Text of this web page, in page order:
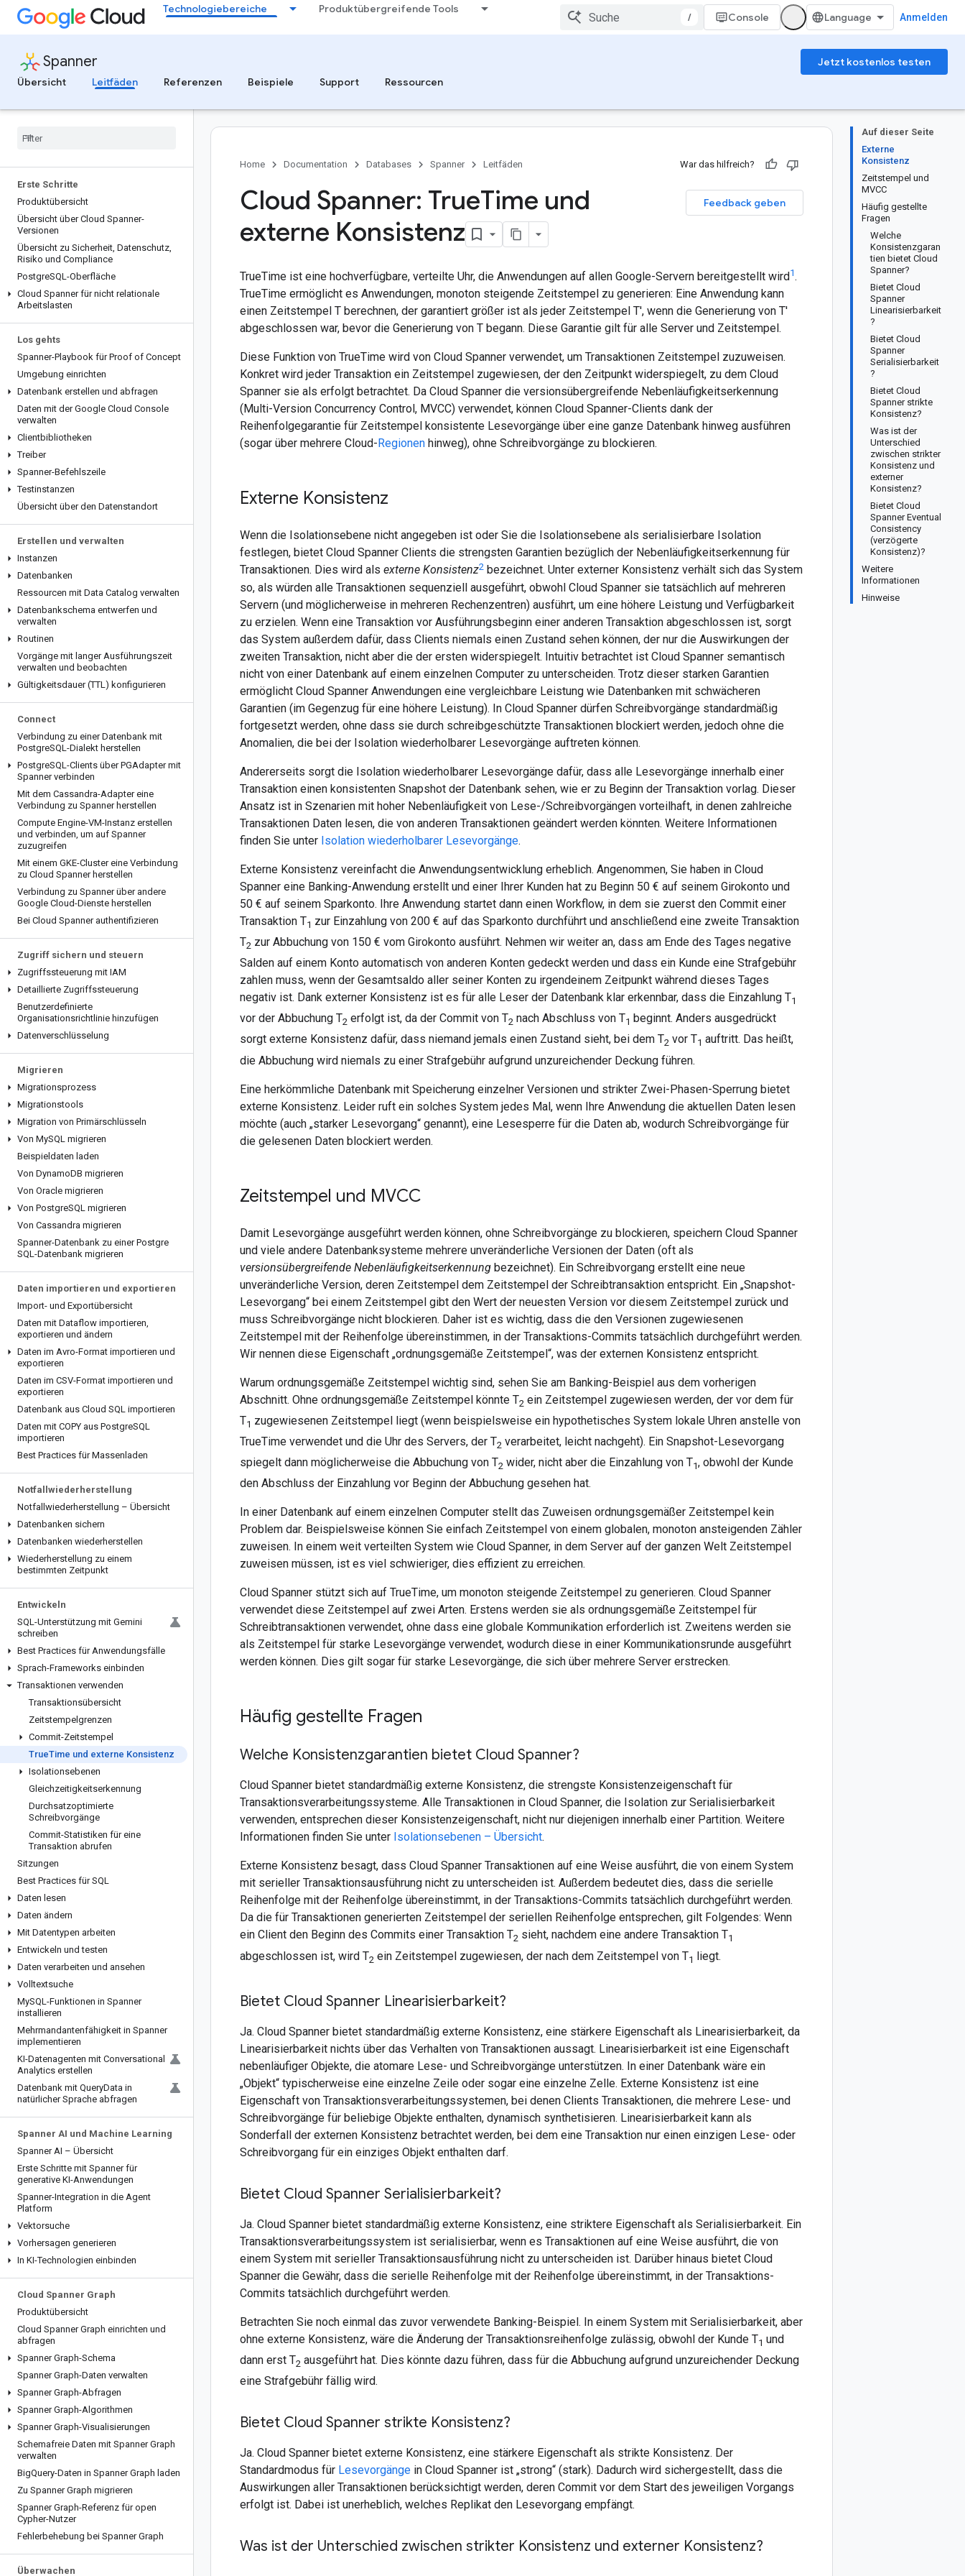
Technologiebereiche Produktübergreifende Tools
/ Console Anmelden
Spanner
Jetzt kostenlos testen
Übersicht
Leitfäden Referenzen Beispiele Support Ressourcen
Erste Schritte
Produktübersicht
Übersicht über Cloud Spanner-
Versionen
Übersicht zu Sicherheit, Datenschutz,
Risiko und Compliance
PostgreSQL-Oberfläche
Cloud Spanner für nicht relationale
Arbeitslasten
Los gehts
Spanner-Playbook für Proof of Concept
Umgebung einrichten
Datenbank erstellen und abfragen
Daten mit der Google Cloud Console
verwalten
Clientbibliotheken
Treiber
Spanner-Befehlszeile
Testinstanzen
Übersicht über den Datenstandort
Erstellen und verwalten
Instanzen
Datenbanken
Ressourcen mit Data Catalog verwalten
Datenbankschema entwerfen und
verwalten
Routinen
Vorgänge mit langer Ausführungszeit
verwalten und beobachten
Gültigkeitsdauer (TTL) konfigurieren
Connect
Verbindung zu einer Datenbank mit
PostgreSQL-Dialekt herstellen
PostgreSQL-Clients über PGAdapter mit
Spanner verbinden
Mit dem Cassandra-Adapter eine
Verbindung zu Spanner herstellen
Compute Engine-VM-Instanz erstellen
und verbinden, um auf Spanner
zuzugreifen
Mit einem GKE-Cluster eine Verbindung
zu Cloud Spanner herstellen
Verbindung zu Spanner über andere
Google Cloud-Dienste herstellen
Bei Cloud Spanner authentifizieren
Zugriff sichern und steuern
Zugriffssteuerung mit IAM
Detaillierte Zugriffssteuerung
Benutzerdefinierte
Organisationsrichtlinie hinzufügen
Datenverschlüsselung
Migrieren
Migrationsprozess
Migrationstools
Migration von Primärschlüsseln
Von MySQL migrieren
Beispieldaten laden
Von DynamoDB migrieren
Von Oracle migrieren
Von PostgreSQL migrieren
Von Cassandra migrieren
Spanner-Datenbank zu einer Postgre
SQL-Datenbank migrieren
Daten importieren und exportieren
Import- und Exportübersicht
Daten mit Dataflow importieren,
exportieren und ändern
Daten im Avro-Format importieren und
exportieren
Daten im CSV-Format importieren und
exportieren
Datenbank aus Cloud SQL importieren
Daten mit COPY aus PostgreSQL
importieren
Best Practices für Massenladen
Notfallwiederherstellung
Notfallwiederherstellung – Übersicht
Datenbanken sichern
Datenbanken wiederherstellen
Wiederherstellung zu einem
bestimmten Zeitpunkt
Entwickeln
SQL-Unterstützung mit Gemini
schreiben
Best Practices für Anwendungsfälle
Sprach-Frameworks einbinden
Transaktionen verwenden
Transaktionsübersicht
Zeitstempelgrenzen
Commit-Zeitstempel
TrueTime und externe Konsistenz
Isolationsebenen
Gleichzeitigkeitserkennung
Durchsatzoptimierte
Schreibvorgänge
Commit-Statistiken für eine
Transaktion abrufen
Sitzungen
Best Practices für SQL
Daten lesen
Daten ändern
Mit Datentypen arbeiten
Entwickeln und testen
Daten verarbeiten und ansehen
Volltextsuche
MySQL-Funktionen in Spanner
installieren
Mehrmandantenfähigkeit in Spanner
implementieren
KI-Datenagenten mit Conversational
Analytics erstellen
Datenbank mit QueryData in
natürlicher Sprache abfragen
Spanner AI und Machine Learning
Spanner AI – Übersicht
Erste Schritte mit Spanner für
generative KI-Anwendungen
Spanner-Integration in die Agent
Platform
Vektorsuche
Vorhersagen generieren
In KI-Technologien einbinden
Cloud Spanner Graph
Produktübersicht
Cloud Spanner Graph einrichten und
abfragen
Spanner Graph-Schema
Spanner Graph-Daten verwalten
Spanner Graph-Abfragen
Spanner Graph-Algorithmen
Spanner Graph-Visualisierungen
Schemafreie Daten mit Spanner Graph
verwalten
BigQuery-Daten in Spanner Graph laden
Zu Spanner Graph migrieren
Spanner Graph-Referenz für open
Cypher-Nutzer
Fehlerbehebung bei Spanner Graph
Überwachen
Auf dieser Seite
Externe
Konsistenz
Zeitstempel und
MVCC
Häufig gestellte
Fragen
Welche
Konsistenzgaran
tien bietet Cloud
Spanner?
Bietet Cloud
Spanner
Linearisierbarkeit
?
Bietet Cloud
Spanner
Serialisierbarkeit
?
Bietet Cloud
Spanner strikte
Konsistenz?
Was ist der
Unterschied
zwischen strikter
Konsistenz und
externer
Konsistenz?
Bietet Cloud
Spanner Eventual
Consistency
(verzögerte
Konsistenz)?
Weitere
Informationen
Hinweise
Home Documentation Databases Spanner Leitfäden War das hilfreich?
Feedback geben
Cloud Spanner: TrueTime und
externe Konsistenz
TrueTime ist eine hochverfügbare, verteilte Uhr, die Anwendungen auf allen Google-Servern bereitgestellt wird 1.
TrueTime ermöglicht es Anwendungen, monoton steigende Zeitstempel zu generieren: Eine Anwendung kann
einen Zeitstempel T berechnen, der garantiert größer ist als jeder Zeitstempel T', wenn die Generierung von T'
abgeschlossen war, bevor die Generierung von T begann. Diese Garantie gilt für alle Server und Zeitstempel.
Diese Funktion von TrueTime wird von Cloud Spanner verwendet, um Transaktionen Zeitstempel zuzuweisen.
Konkret wird jeder Transaktion ein Zeitstempel zugewiesen, der den Zeitpunkt widerspiegelt, zu dem Cloud
Spanner sie als erfolgt betrachtet. Da Cloud Spanner die versionsübergreifende Nebenläufigkeitserkennung
(Multi-Version Concurrency Control, MVCC) verwendet, können Cloud Spanner-Clients dank der
Reihenfolgegarantie für Zeitstempel konsistente Lesevorgänge über eine ganze Datenbank hinweg ausführen
(sogar über mehrere Cloud- Regionen hinweg), ohne Schreibvorgänge zu blockieren.
Externe Konsistenz
Wenn die Isolationsebene nicht angegeben ist oder Sie die Isolationsebene als serialisierbare Isolation
festlegen, bietet Cloud Spanner Clients die strengsten Garantien bezüglich der Nebenläufigkeitserkennung für
Transaktionen. Dies wird als externe Konsistenz2 bezeichnet. Unter externer Konsistenz verhält sich das System
so, als würden alle Transaktionen sequenziell ausgeführt, obwohl Cloud Spanner sie tatsächlich auf mehreren
Servern (und möglicherweise in mehreren Rechenzentren) ausführt, um eine höhere Leistung und Verfügbarkeit
zu erzielen. Wenn eine Transaktion vor Ausführungsbeginn einer anderen Transaktion abgeschlossen ist, sorgt
das System außerdem dafür, dass Clients niemals einen Zustand sehen können, der nur die Auswirkungen der
zweiten Transaktion, nicht aber die der ersten widerspiegelt. Intuitiv betrachtet ist Cloud Spanner semantisch
nicht von einer Datenbank auf einem einzelnen Computer zu unterscheiden. Trotz dieser starken Garantien
ermöglicht Cloud Spanner Anwendungen eine vergleichbare Leistung wie Datenbanken mit schwächeren
Garantien (im Gegenzug für eine höhere Leistung). In Cloud Spanner dürfen Schreibvorgänge standardmäßig
fortgesetzt werden, ohne dass sie durch schreibgeschützte Transaktionen blockiert werden, jedoch ohne die
Anomalien, die bei der Isolation wiederholbarer Lesevorgänge auftreten können.
Andererseits sorgt die Isolation wiederholbarer Lesevorgänge dafür, dass alle Lesevorgänge innerhalb einer
Transaktion einen konsistenten Snapshot der Datenbank sehen, wie er zu Beginn der Transaktion vorlag. Dieser
Ansatz ist in Szenarien mit hoher Nebenläufigkeit von Lese-/Schreibvorgängen vorteilhaft, in denen zahlreiche
Transaktionen Daten lesen, die von anderen Transaktionen geändert werden könnten. Weitere Informationen
finden Sie unter Isolation wiederholbarer Lesevorgänge.
Externe Konsistenz vereinfacht die Anwendungsentwicklung erheblich. Angenommen, Sie haben in Cloud
Spanner eine Banking-Anwendung erstellt und einer Ihrer Kunden hat zu Beginn 50 € auf seinem Girokonto und
50 € auf seinem Sparkonto. Ihre Anwendung startet dann einen Workflow, in dem sie zuerst den Commit einer
Transaktion T1 zur Einzahlung von 200 € auf das Sparkonto durchführt und anschließend eine zweite Transaktion
T2 zur Abbuchung von 150 € vom Girokonto ausführt. Nehmen wir weiter an, dass am Ende des Tages negative
Salden auf einem Konto automatisch von anderen Konten gedeckt werden und dass ein Kunde eine Strafgebühr
zahlen muss, wenn der Gesamtsaldo aller seiner Konten zu irgendeinem Zeitpunkt während dieses Tages
negativ ist. Dank externer Konsistenz ist es für alle Leser der Datenbank klar erkennbar, dass die Einzahlung T1
vor der Abbuchung T2 erfolgt ist, da der Commit von T2 nach Abschluss von T1 beginnt. Anders ausgedrückt
sorgt externe Konsistenz dafür, dass niemand jemals einen Zustand sieht, bei dem T2 vor T1 auftritt. Das heißt,
die Abbuchung wird niemals zu einer Strafgebühr aufgrund unzureichender Deckung führen.
Eine herkömmliche Datenbank mit Speicherung einzelner Versionen und strikter Zwei-Phasen-Sperrung bietet
externe Konsistenz. Leider ruft ein solches System jedes Mal, wenn Ihre Anwendung die aktuellen Daten lesen
möchte (auch „starker Lesevorgang“ genannt), eine Lesesperre für die Daten ab, wodurch Schreibvorgänge für
die gelesenen Daten blockiert werden.
Zeitstempel und MVCC
Damit Lesevorgänge ausgeführt werden können, ohne Schreibvorgänge zu blockieren, speichern Cloud Spanner
und viele andere Datenbanksysteme mehrere unveränderliche Versionen der Daten (oft als
versionsübergreifende Nebenläufigkeitserkennung bezeichnet). Ein Schreibvorgang erstellt eine neue
unveränderliche Version, deren Zeitstempel dem Zeitstempel der Schreibtransaktion entspricht. Ein „Snapshot-
Lesevorgang“ bei einem Zeitstempel gibt den Wert der neuesten Version vor diesem Zeitstempel zurück und
muss Schreibvorgänge nicht blockieren. Daher ist es wichtig, dass die den Versionen zugewiesenen
Zeitstempel mit der Reihenfolge übereinstimmen, in der Transaktions-Commits tatsächlich durchgeführt werden.
Wir nennen diese Eigenschaft „ordnungsgemäße Zeitstempel“, was der externen Konsistenz entspricht.
Warum ordnungsgemäße Zeitstempel wichtig sind, sehen Sie am Banking-Beispiel aus dem vorherigen
Abschnitt. Ohne ordnungsgemäße Zeitstempel könnte T2 ein Zeitstempel zugewiesen werden, der vor dem für
T1 zugewiesenen Zeitstempel liegt (wenn beispielsweise ein hypothetisches System lokale Uhren anstelle von
TrueTime verwendet und die Uhr des Servers, der T2 verarbeitet, leicht nachgeht). Ein Snapshot-Lesevorgang
spiegelt dann möglicherweise die Abbuchung von T2 wider, nicht aber die Einzahlung von T1, obwohl der Kunde
den Abschluss der Einzahlung vor Beginn der Abbuchung gesehen hat.
In einer Datenbank auf einem einzelnen Computer stellt das Zuweisen ordnungsgemäßer Zeitstempel kein
Problem dar. Beispielsweise können Sie einfach Zeitstempel von einem globalen, monoton ansteigenden Zähler
zuweisen. In einem weit verteilten System wie Cloud Spanner, in dem Server auf der ganzen Welt Zeitstempel
zuweisen müssen, ist es viel schwieriger, dies effizient zu erreichen.
Cloud Spanner stützt sich auf TrueTime, um monoton steigende Zeitstempel zu generieren. Cloud Spanner
verwendet diese Zeitstempel auf zwei Arten. Erstens werden sie als ordnungsgemäße Zeitstempel für
Schreibtransaktionen verwendet, ohne dass eine globale Kommunikation erforderlich ist. Zweitens werden sie
als Zeitstempel für starke Lesevorgänge verwendet, wodurch diese in einer Kommunikationsrunde ausgeführt
werden können. Dies gilt sogar für starke Lesevorgänge, die sich über mehrere Server erstrecken.
Häufig gestellte Fragen
Welche Konsistenzgarantien bietet Cloud Spanner?
Cloud Spanner bietet standardmäßig externe Konsistenz, die strengste Konsistenzeigenschaft für
Transaktionsverarbeitungssysteme. Alle Transaktionen in Cloud Spanner, die Isolation zur Serialisierbarkeit
verwenden, entsprechen dieser Konsistenzeigenschaft, nicht nur diejenigen innerhalb einer Partition. Weitere
Informationen finden Sie unter Isolationsebenen – Übersicht.
Externe Konsistenz besagt, dass Cloud Spanner Transaktionen auf eine Weise ausführt, die von einem System
mit serieller Transaktionsausführung nicht zu unterscheiden ist. Außerdem bedeutet dies, dass die serielle
Reihenfolge mit der Reihenfolge übereinstimmt, in der Transaktions-Commits tatsächlich durchgeführt werden.
Da die für Transaktionen generierten Zeitstempel der seriellen Reihenfolge entsprechen, gilt Folgendes: Wenn
ein Client den Beginn des Commits einer Transaktion T2 sieht, nachdem eine andere Transaktion T1
abgeschlossen ist, wird T2 ein Zeitstempel zugewiesen, der nach dem Zeitstempel von T1 liegt.
Bietet Cloud Spanner Linearisierbarkeit?
Ja. Cloud Spanner bietet standardmäßig externe Konsistenz, eine stärkere Eigenschaft als Linearisierbarkeit, da
Linearisierbarkeit nichts über das Verhalten von Transaktionen aussagt. Linearisierbarkeit ist eine Eigenschaft
nebenläufiger Objekte, die atomare Lese- und Schreibvorgänge unterstützen. In einer Datenbank wäre ein
„Objekt“ typischerweise eine einzelne Zeile oder sogar eine einzelne Zelle. Externe Konsistenz ist eine
Eigenschaft von Transaktionsverarbeitungssystemen, bei denen Clients Transaktionen, die mehrere Lese- und
Schreibvorgänge für beliebige Objekte enthalten, dynamisch synthetisieren. Linearisierbarkeit kann als
Sonderfall der externen Konsistenz betrachtet werden, bei dem eine Transaktion nur einen einzigen Lese- oder
Schreibvorgang für ein einziges Objekt enthalten darf.
Bietet Cloud Spanner Serialisierbarkeit?
Ja. Cloud Spanner bietet standardmäßig externe Konsistenz, eine striktere Eigenschaft als Serialisierbarkeit. Ein
Transaktionsverarbeitungssystem ist serialisierbar, wenn es Transaktionen auf eine Weise ausführt, die von
einem System mit serieller Transaktionsausführung nicht zu unterscheiden ist. Darüber hinaus bietet Cloud
Spanner die Gewähr, dass die serielle Reihenfolge mit der Reihenfolge übereinstimmt, in der Transaktions-
Commits tatsächlich durchgeführt werden.
Betrachten Sie noch einmal das zuvor verwendete Banking-Beispiel. In einem System mit Serialisierbarkeit, aber
ohne externe Konsistenz, wäre die Änderung der Transaktionsreihenfolge zulässig, obwohl der Kunde T1 und
dann erst T2 ausgeführt hat. Dies könnte dazu führen, dass für die Abbuchung aufgrund unzureichender Deckung
eine Strafgebühr fällig wird.
Bietet Cloud Spanner strikte Konsistenz?
Ja. Cloud Spanner bietet externe Konsistenz, eine stärkere Eigenschaft als strikte Konsistenz. Der
Standardmodus für Lesevorgänge in Cloud Spanner ist „strong“ (stark). Dadurch wird sichergestellt, dass die
Auswirkungen aller Transaktionen berücksichtigt werden, deren Commit vor dem Start des jeweiligen Vorgangs
erfolgt ist. Dabei ist unerheblich, welches Replikat den Lesevorgang empfängt.
Was ist der Unterschied zwischen strikter Konsistenz und externer Konsistenz?